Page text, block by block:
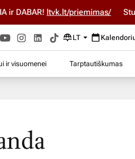
DABAR!ltvk.lt/priemimas/
LT
ir visuomenei Tarptautiškumas